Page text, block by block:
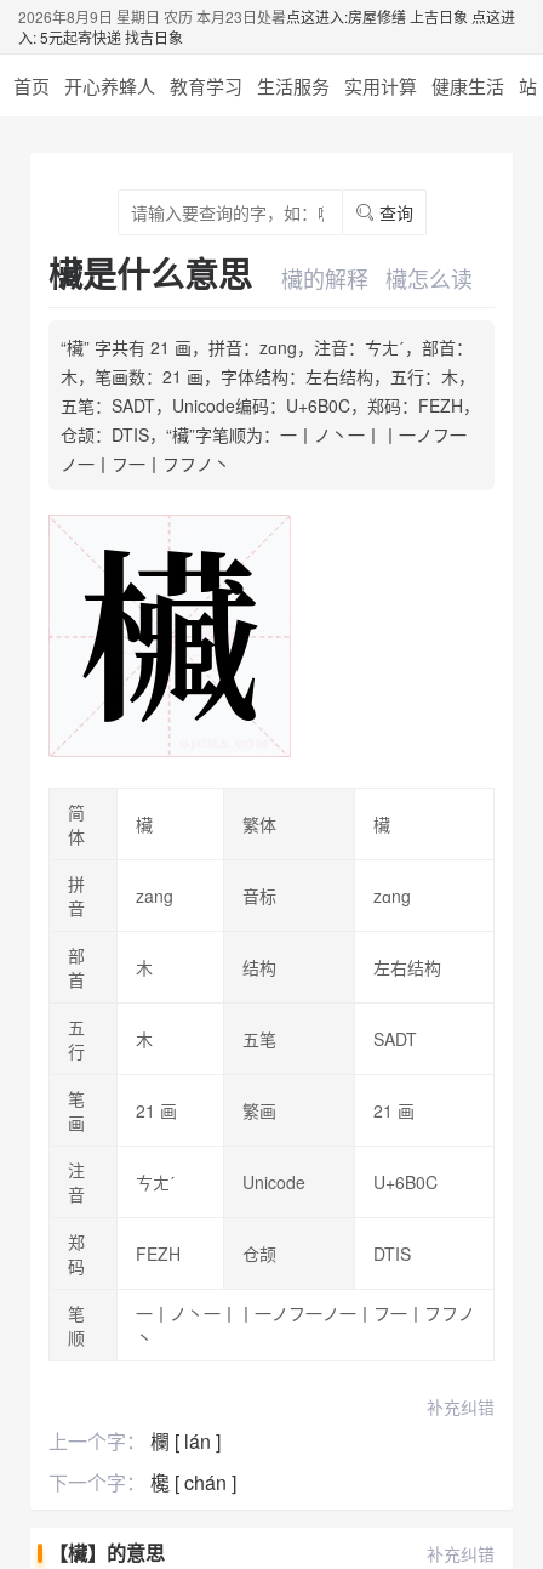
2026年8月9日 星期日 农历 本月23日处暑点这进入:房屋修缮 上吉日象 点这进
入: 5元起寄快递 找吉日象
首页 开心养蜂人 教育学习 生活服务 实用计算 健康生活 站
查询
欌是什么意思 欌的解释 欌怎么读
“欌” 字共有 21 画，拼音：zɑng，注音：ㄘㄤˊ，部首：
木，笔画数：21 画，字体结构：左右结构，五行：木，
五笔：SADT，Unicode编码：U+6B0C，郑码：FEZH，
仓颉：DTIS，“欌”字笔顺为：一丨ノ丶一丨丨一ノフ一
ノ一丨フ一丨フフノ丶
简
体
欌 繁体 欌
拼
音
zang 音标 zɑng
部
首
木 结构 左右结构
五
行
木 五笔 SADT
笔
画
21 画 繁画 21 画
注
音
ㄘㄤˊ Unicode U+6B0C
郑
码
FEZH 仓颉 DTIS
笔
顺
一丨ノ丶一丨丨一ノフ一ノ一丨フ一丨フフノ
丶
补充纠错
上一个字：
欄 [ lán ]
下一个字：
欃 [ chán ]
【欌】的意思 补充纠错